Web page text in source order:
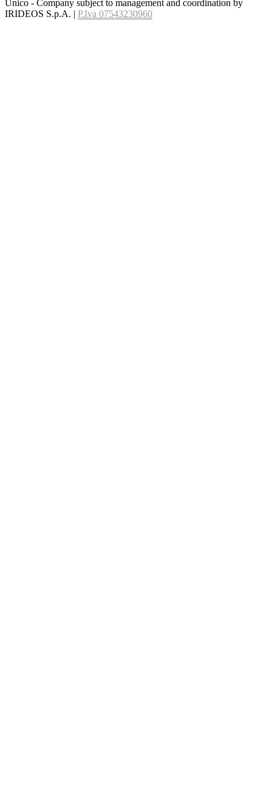
Unico - Company subject to management and coordination by
IRIDEOS S.p.A. | P.Iva 07543230960